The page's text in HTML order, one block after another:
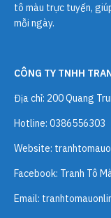
tô màu trực tuyến,
mỗi ngày.
CÔNG TY TNHH
Địa chỉ: 200 Quang
Hotline: 0386556303
Website:
Facebook: Tranh Tô
Email: